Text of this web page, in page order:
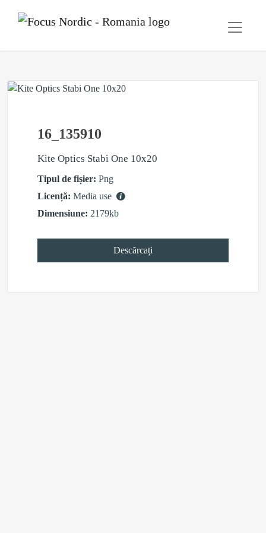
16_135910
Kite Optics Stabi One 10x20
Tipul de fișier: Png
Licență: Media use
Dimensiune: 2179kb
Descărcați